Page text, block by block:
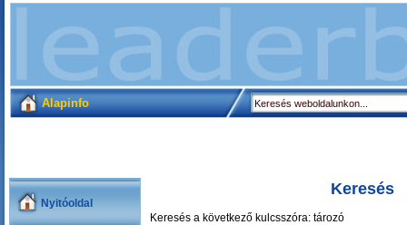
Alapinfo
Nyitóoldal
Keresés
Keresés a következő kulcsszóra: tározó